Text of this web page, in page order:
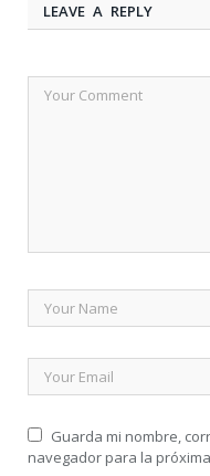
LEAVE A REPLY
Guarda mi nombre,
navegador para la